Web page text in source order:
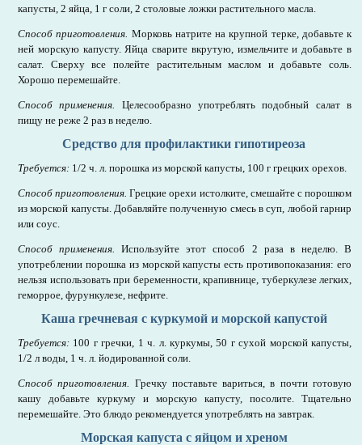
капусты, 2 яйца, 1 г соли, 2 столовые ложки растительного масла.
Способ приготовления. Морковь натрите на крупной терке, добавьте к
ней морскую капусту. Яйца сварите вкрутую, измельчите и добавьте в
салат. Сверху все полейте растительным маслом и добавьте соль.
Хорошо перемешайте.
Способ применения. Целесообразно употреблять подобный салат в
пищу не реже 2 раз в неделю.
Средство для профилактики гипотиреоза
Требуется: 1/2 ч. л. порошка из морской капусты, 100 г грецких орехов.
Способ приготовления.Грецкие орехи истолките, смешайте с порошком
из морской капусты. Добавляйте полученную смесь в суп, любой гарнир
или соус.
Способ применения.Используйте этот способ 2 раза в неделю. В
употреблении порошка из морской капусты есть противопоказания: его
нельзя использовать при беременности, крапивнице, туберкулезе легких,
геморрое, фурункулезе, нефрите.
Каша гречневая с куркумой и морской капустой
Требуется: 100 г гречки, 1 ч. л. куркумы, 50 г сухой морской капусты,
1/2 л воды, 1 ч. л. йодированной соли.
Способ приготовления. Гречку поставьте вариться, в почти готовую
кашу добавьте куркуму и морскую капусту, посолите. Тщательно
перемешайте. Это блюдо рекомендуется употреблять на завтрак.
Морская капуста с яйцом и хреном